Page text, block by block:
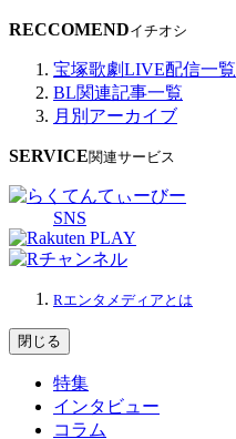
RECCOMENDイチオシ
宝塚歌劇LIVE配信一覧
BL関連記事一覧
月別アーカイブ
SERVICE関連サービス
SNS
Rエンタメディアとは
閉じる
特集
インタビュー
コラム